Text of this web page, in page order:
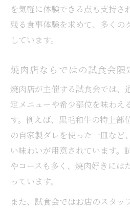
焼肉体験が生み出す
焼肉の試食会で味わ
焼肉イベントで身近に
を気軽に体験できる点も支持さ
残る食事体験を求めて、多くの
しています。
焼肉店ならではの試食会限
焼肉店が主催する試食会では、
定メニューや希少部位を味わえ
す。例えば、黒毛和牛の特上部
の自家製ダレを使った一皿など
い味わいが用意されています。
やコースも多く、焼肉好きには
っています。
また、試食会ではお店のスタッ